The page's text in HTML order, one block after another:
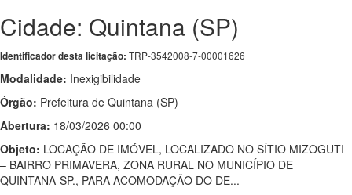
Cidade: Quintana (SP)
Identificador desta licitação: TRP-3542008-7-00001626
Modalidade: Inexigibilidade
Órgão: Prefeitura de Quintana (SP)
Abertura: 18/03/2026 00:00
Objeto: LOCAÇÃO DE IMÓVEL, LOCALIZADO NO SÍTIO MIZOGUTI
– BAIRRO PRIMAVERA, ZONA RURAL NO MUNICÍPIO DE
QUINTANA-SP., PARA ACOMODAÇÃO DO DE...